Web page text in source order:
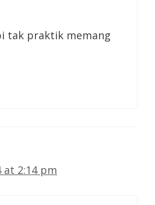
tak praktik memang
at 2:14 pm